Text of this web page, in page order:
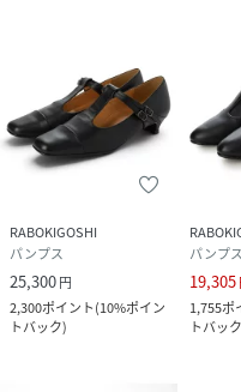
RABOKIGOSHI
パンプス
25,300円
2,300ポイント(10%ポイン
トバック)
パンプス
19,305
1,755ポ
トバック